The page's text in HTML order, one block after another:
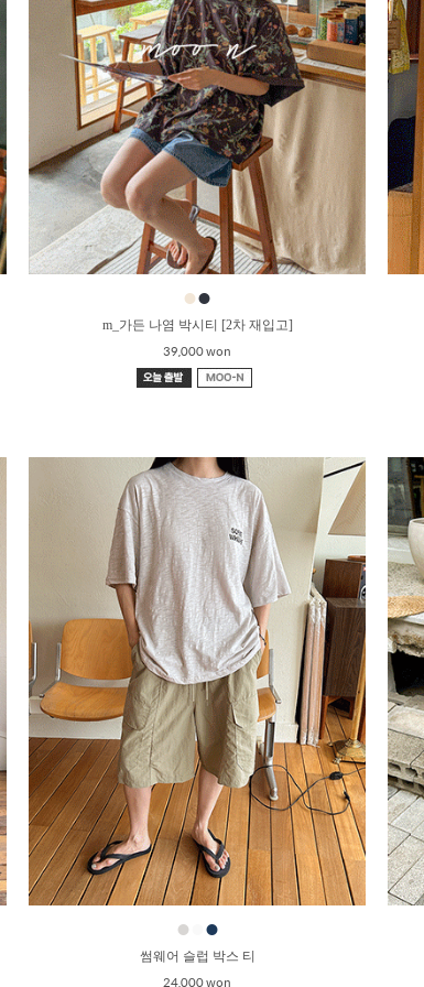
●●
m_가든 나염 박시티 [2차 재입고]
39,000 won
● ●
썸웨어 슬럽 박스 티
24,000 won